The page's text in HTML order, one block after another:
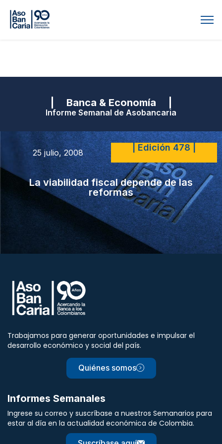
| Banca & Economía |
Informe Semanal de Asobancaria
25 julio, 2008 | Edición 478 |
La viabilidad fiscal depende de las
reformas
Trabajamos para generar oportunidades e impulsar el
desarrollo económico y social del país.
Quiénes somos
Informes Semanales
Ingrese su correo y suscríbase a nuestros Semanarios para
estar al día en la actualidad económica de Colombia.